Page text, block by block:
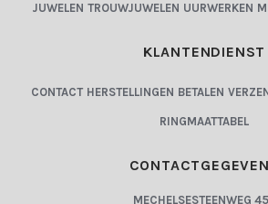
JUWELEN TROUWJUWELEN UURWERKEN
KLANTENDIENST
CONTACT HERSTELLINGEN BETALEN
RINGMAATTABEL
MECHELSESTEENWEG